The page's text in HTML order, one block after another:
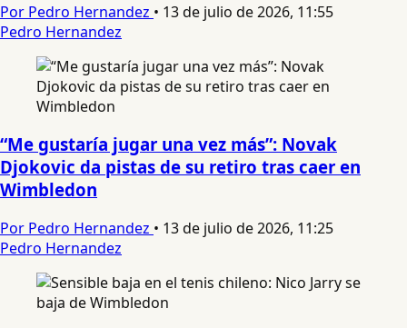
Por Pedro Hernandez • 13 de julio de 2026, 11:55
Pedro Hernandez
“Me gustaría jugar una vez más”: Novak
Djokovic da pistas de su retiro tras caer en
Wimbledon
Por Pedro Hernandez • 13 de julio de 2026, 11:25
Pedro Hernandez